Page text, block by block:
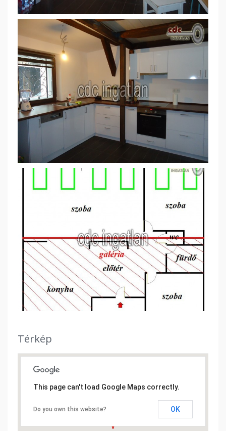
Térkép
This page can't load Google Maps correctly.
Do you own this website? OK